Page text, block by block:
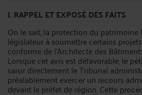
I. RAPPEL ET EXPOSÉDES FAITS
On le sait, la protection du
législateur à soumettre certains
conforme de l'Architecte des
Lorsque cet avis est défavorable, le
saisir directement le Tribunal
préalablement exercer un recours
devant le préfet de région. Cette